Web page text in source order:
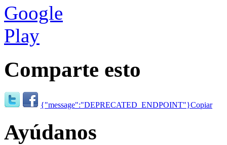
Comparte esto
{"message":"DEPRECATED_ENDPOINT"}Copiar
Ayúdanos